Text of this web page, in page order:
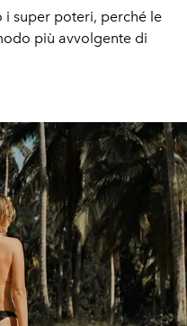
i super poteri, perché le
più avvolgente di